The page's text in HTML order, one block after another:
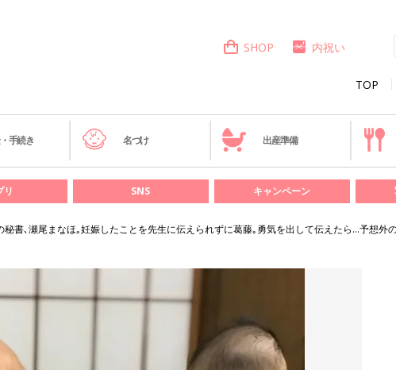
TOP
SHOP 内祝い
手続き 名づけ 出産準備
リ SNS キャンペーン
秘書､瀬尾まなほ｡妊娠したことを先生に伝えられずに葛藤｡勇気を出して伝えたら…予想外